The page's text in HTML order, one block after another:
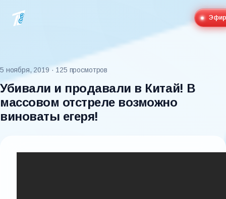
Эфир
5 ноября, 2019 · 125 просмотров
Убивали и продавали в Китай! В
массовом отстреле возможно
виноваты егеря!